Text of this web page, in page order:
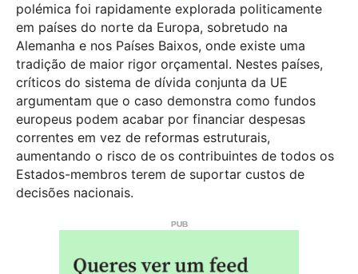
polémica foi rapidamente explorada politicamente
em países do norte da Europa, sobretudo na
Alemanha e nos Países Baixos, onde existe uma
tradição de maior rigor orçamental. Nestes países,
críticos do sistema de dívida conjunta da UE
argumentam que o caso demonstra como fundos
europeus podem acabar por financiar despesas
correntes em vez de reformas estruturais,
aumentando o risco de os contribuintes de todos os
Estados-membros terem de suportar custos de
decisões nacionais.